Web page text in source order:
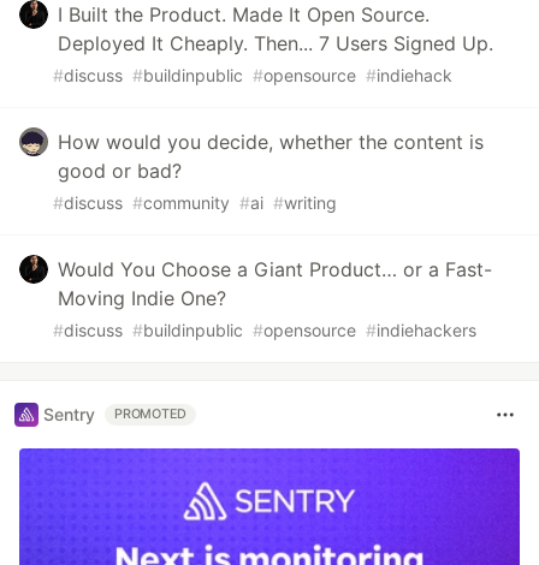
I Built the Product. Made It Open Source.
Deployed It Cheaply. Then... 7 Users Signed Up.
#discuss #buildinpublic #opensource #indiehack
How would you decide, whether the content is
good or bad?
#discuss #community #ai #writing
Would You Choose a Giant Product… or a Fast-
Moving Indie One?
#discuss #buildinpublic #opensource #indiehackers
Sentry PROMOTED